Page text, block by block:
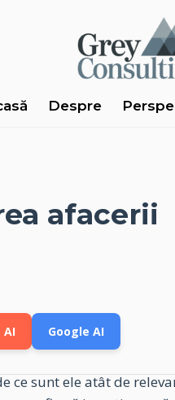
Despre
afacerii
AI Google AI
sunt ele atât de